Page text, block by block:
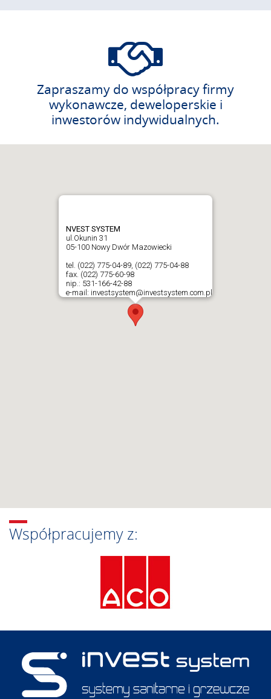
Zapraszamy do współpracy firmy
wykonawcze, deweloperskie i
inwestorów indywidualnych.
NVEST SYSTEM
ul.Okunin 31
05-100 Nowy Dwór Mazowiecki
tel. (022) 775-04-89, (022) 775-04-88
fax. (022) 775-60-98
nip.: 531-166-42-88
e-mail: investsystem@investsystem.com.pl
Współpracujemy z: